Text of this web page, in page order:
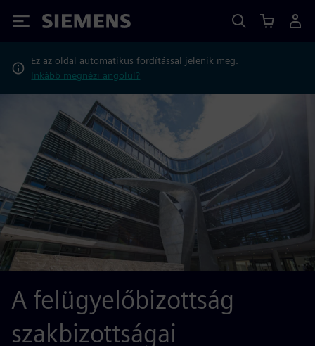
Siemens
Ez az oldal automatikus fordítással jelenik meg.
Inkább megnézi angolul?
A felügyelőbizottság
szakbizottságai